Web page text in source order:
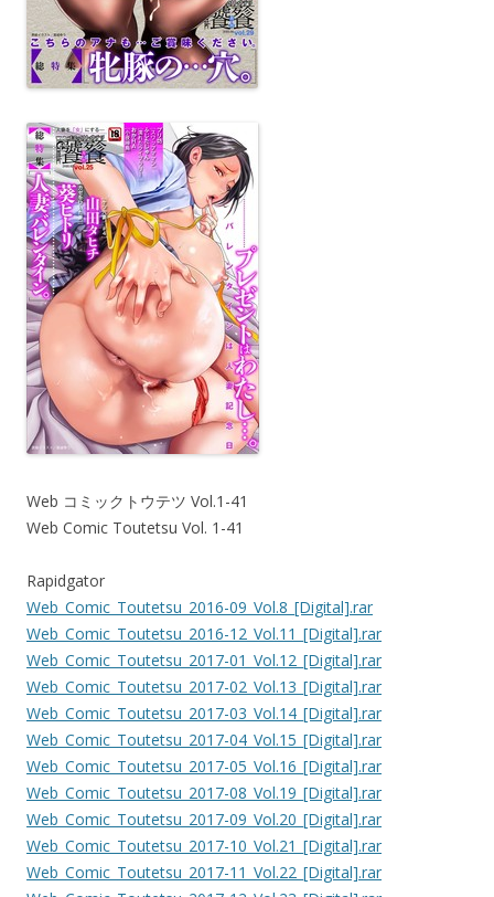
Web コミックトウテツ Vol.1-41
Web Comic Toutetsu Vol. 1-41
Rapidgator
Web_Comic_Toutetsu_2016-09_Vol.8_[Digital].rar
Web_Comic_Toutetsu_2016-12_Vol.11_[Digital].rar
Web_Comic_Toutetsu_2017-01_Vol.12_[Digital].rar
Web_Comic_Toutetsu_2017-02_Vol.13_[Digital].rar
Web_Comic_Toutetsu_2017-03_Vol.14_[Digital].rar
Web_Comic_Toutetsu_2017-04_Vol.15_[Digital].rar
Web_Comic_Toutetsu_2017-05_Vol.16_[Digital].rar
Web_Comic_Toutetsu_2017-08_Vol.19_[Digital].rar
Web_Comic_Toutetsu_2017-09_Vol.20_[Digital].rar
Web_Comic_Toutetsu_2017-10_Vol.21_[Digital].rar
Web_Comic_Toutetsu_2017-11_Vol.22_[Digital].rar